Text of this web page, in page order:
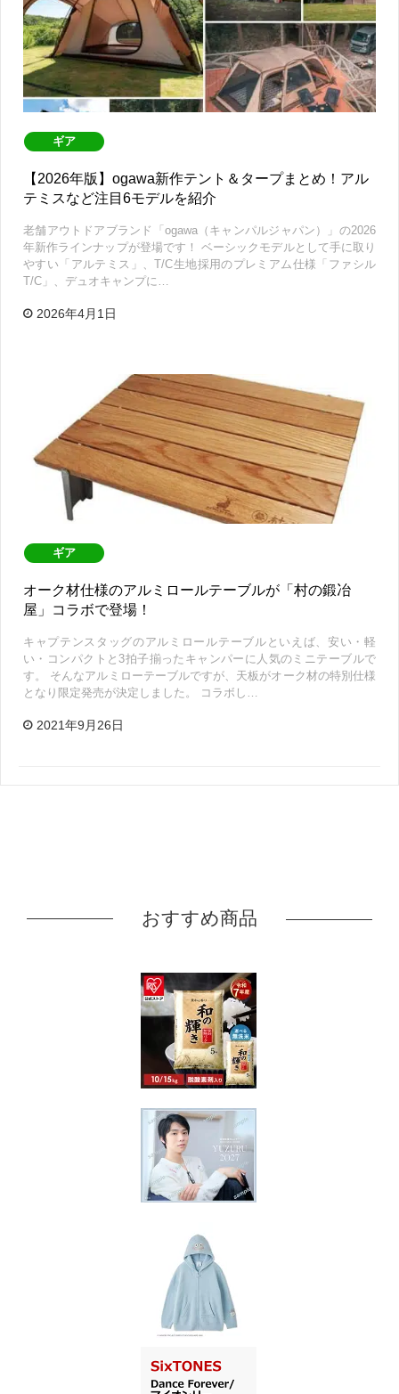
ギア
【2026年版】ogawa新作テント＆タープまとめ！アル
テミスなど注目6モデルを紹介
老舗アウトドアブランド「ogawa（キャンパルジャパン）」の2026
年新作ラインナップが登場です！ ベーシックモデルとして手に取り
やすい「アルテミス」、T/C生地採用のプレミアム仕様「ファシル
T/C」、デュオキャンプに…
2026年4月1日
ギア
オーク材仕様のアルミロールテーブルが「村の鍛冶
屋」コラボで登場！
キャプテンスタッグのアルミロールテーブルといえば、安い・軽
い・コンパクトと3拍子揃ったキャンパーに人気のミニテーブルで
す。 そんなアルミローテーブルですが、天板がオーク材の特別仕様
となり限定発売が決定しました。 コラボし…
2021年9月26日
おすすめ商品